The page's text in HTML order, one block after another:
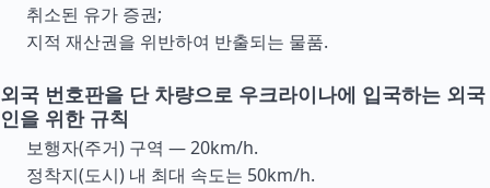
취소된 유가 증권;
지적 재산권을 위반하여 반출되는 물품.
외국 번호판을 단 차량으로 우크라이나에 입국하는 외국
인을 위한 규칙
보행자(주거) 구역 — 20km/h.
정착지(도시) 내 최대 속도는 50km/h.